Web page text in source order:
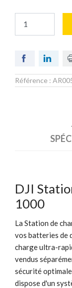
Référence :
DJI
1000
La Station de
vos batteries de
charge ultra-
vendus
sécurité
dispose d'un